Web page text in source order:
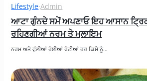
Lifestyle·Admin
ਆਟਾ ਗੁੰਨਦੇ ਸਮੇਂ ਅਪਣਾਓ ਇਹ ਆਸਾਨ
ਰਹਿਣਗੀਆਂ ਨਰਮ ਤੇ ਮੁਲਾਇਮ
ਨਰਮ ਅਤੇ ਫੁੱਲੀਆਂ ਹੋਈਆਂ ਰੋਟੀਆਂ ਹਰ ਕਿਸੇ ਨੂੰ…